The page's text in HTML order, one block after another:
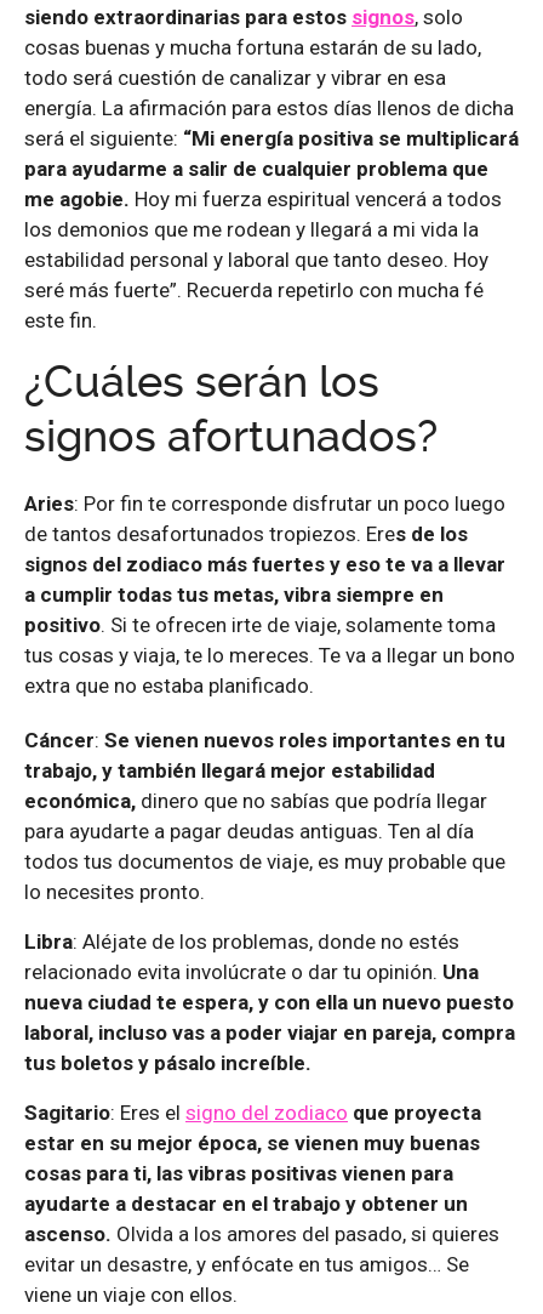
siendo extraordinarias para estos signos, solo
cosas buenas y mucha fortuna estarán de su lado,
todo será cuestión de canalizar y vibrar en esa
energía. La afirmación para estos días llenos de dicha
será el siguiente: “Mi energía positiva se multiplicará
para ayudarme a salir de cualquier problema que
me agobie. Hoy mi fuerza espiritual vencerá a todos
los demonios que me rodean y llegará a mi vida la
estabilidad personal y laboral que tanto deseo. Hoy
seré más fuerte”. Recuerda repetirlo con mucha fé
este fin.
¿Cuáles serán los
signos afortunados?
Aries: Por fin te corresponde disfrutar un poco luego
de tantos desafortunados tropiezos. Eres de los
signos del zodiaco más fuertes y eso te va a llevar
a cumplir todas tus metas, vibra siempre en
positivo. Si te ofrecen irte de viaje, solamente toma
tus cosas y viaja, te lo mereces. Te va a llegar un bono
extra que no estaba planificado.
Cáncer: Se vienen nuevos roles importantes en tu
trabajo, y también llegará mejor estabilidad
económica, dinero que no sabías que podría llegar
para ayudarte a pagar deudas antiguas. Ten al día
todos tus documentos de viaje, es muy probable que
lo necesites pronto.
Libra: Aléjate de los problemas, donde no estés
relacionado evita involúcrate o dar tu opinión. Una
nueva ciudad te espera, y con ella un nuevo puesto
laboral, incluso vas a poder viajar en pareja, compra
tus boletos y pásalo increíble.
Sagitario: Eres el signo del zodiaco que proyecta
estar en su mejor época, se vienen muy buenas
cosas para ti, las vibras positivas vienen para
ayudarte a destacar en el trabajo y obtener un
ascenso. Olvida a los amores del pasado, si quieres
evitar un desastre, y enfócate en tus amigos… Se
viene un viaje con ellos.